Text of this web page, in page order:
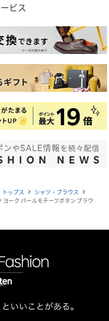
ビス
トップス navigate_next シャツ・ブラウス navigate_next
ヨーク パールモチーフボタン ブラウ